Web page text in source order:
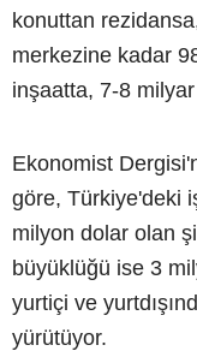
konuttan
merkezine kadar
inşaatta, 7-8
Ekonomist
göre, Türkiye'deki
milyon dolar olan
büyüklüğü ise 3
yurtiçi ve
yürütüyor.